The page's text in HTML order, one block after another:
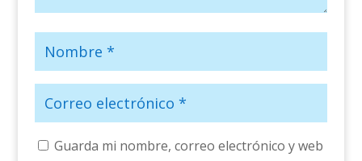
Guarda mi nombre, correo electrónico y web